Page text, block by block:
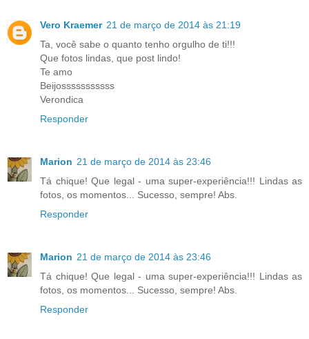
Vero Kraemer 21 de março de 2014 às 21:19
Ta, você sabe o quanto tenho orgulho de ti!!!
Que fotos lindas, que post lindo!
Te amo
Beijosssssssssss
Verondica
Responder
Marion 21 de março de 2014 às 23:46
Tá chique! Que legal - uma super-experiência!!! Lindas as
fotos, os momentos... Sucesso, sempre! Abs.
Responder
Marion 21 de março de 2014 às 23:46
Tá chique! Que legal - uma super-experiência!!! Lindas as
fotos, os momentos... Sucesso, sempre! Abs.
Responder